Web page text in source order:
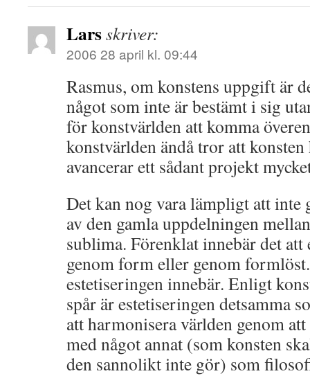
Larsskriver:
2006 28 april kl. 09:44
Rasmus, om konstens uppgift är
något som inte är bestämt i sig
för konstvärlden att komma
konstvärlden ändå tror att
avancerar ett sådant projekt
Det kan nog vara lämpligt att
av den gamla uppdelningen
sublima. Förenklat innebär det att
genom form eller genom
estetiseringen innebär. Enligt
spår är estetiseringen detsamma
att harmonisera världen genom
med något annat (som konsten
den sannolikt inte gör) som